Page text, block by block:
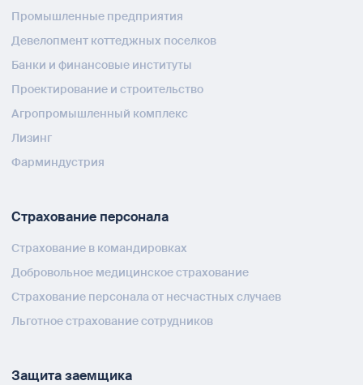
Промышленные предприятия
Девелопмент коттеджных поселков
Банки и финансовые институты
Проектирование и строительство
Агропромышленный комплекс
Лизинг
Фарминдустрия
Страхование персонала
Страхование в командировках
Добровольное медицинское страхование
Страхование персонала от несчастных случаев
Льготное страхование сотрудников
Защита заемщика